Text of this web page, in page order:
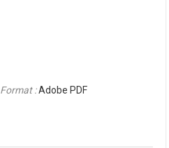
Format :Adobe PDF